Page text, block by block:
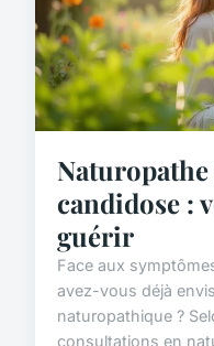
candidose :
guérir
Face aux
avez-vous déjà
naturopathique ?
consultations en